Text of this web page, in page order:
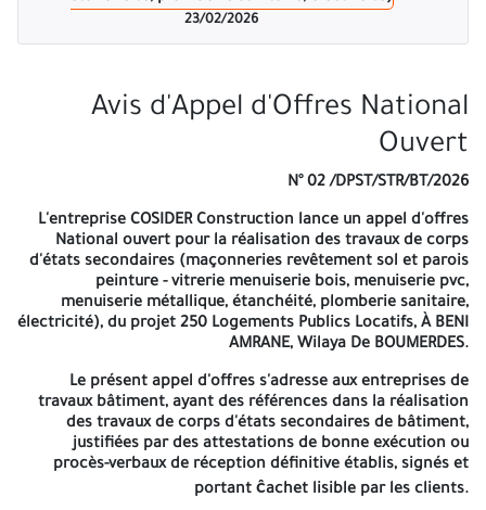
compter de la date limite de dépôt des offres. ■Hortzone: 23-02-
2026 - Anep 2616006107 A -=-=-=-
Avis d'Appel d'Offres National Ouvert
N° 02 /DPST/STR/BT/2026
Construction lance un appel d'offres
secondaires (maçonneries revêtement sol et parois peinture -
vitrerie menuiserie bois, menuiserie pvc, menuiserie métallique,
étanchéité, plomberie sanitaire, électricité), du projet 250
Logements Publics Locatifs, À BENI AMRANE, Wilaya De
BOUMERDES.
Le présent appel d'offres s'adresse aux entreprises de travaux
bâtiment, ayant des références dans la réalisation des travaux de
corps d'états secondaires de bâtiment, justifiées par des
attestations de bonne exécution ou procès-verbaux de réception
définitive établis, signés et portant ĉachet lisible par les clients.
Les entreprises intéressées sont invitées à retirer le cahier des
charges auprès de la direction générale de COSIDER
Construction Département sous-traitance, Route de DAR EL
23/02/2026
Avis d'Appel d'Offres National
Ouvert
N° 02 /DPST/STR/BT/2026
L'entreprise COSIDERConstruction lance un appel d'offres
National ouvert pour la réalisation des travaux de corps
d'états secondaires (maçonneries revêtement sol et parois
peinture - vitrerie menuiserie bois, menuiserie pvc,
menuiserie métallique, étanchéité, plomberie sanitaire,
électricité), du projet 250 Logements Publics Locatifs, À BENI
AMRANE, Wilaya De BOUMERDES.
Le présent appel d'offres s'adresse aux entreprises de
travaux bâtiment, ayant des références dans la réalisation
des travaux de corps d'états secondaires de bâtiment,
justifiées par des attestations de bonne exécution ou
procès-verbaux de réception définitive établis, signés et
portant ĉachet lisible par les clients.